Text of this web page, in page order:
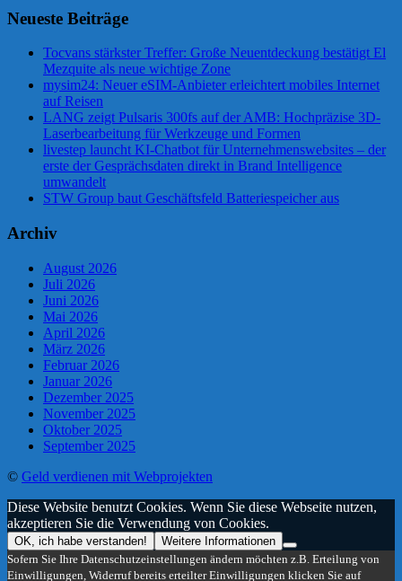
Neueste Beiträge
Tocvans stärkster Treffer: Große Neuentdeckung bestätigt El
Mezquite als neue wichtige Zone
mysim24: Neuer eSIM-Anbieter erleichtert mobiles Internet
auf Reisen
LANG zeigt Pulsaris 300fs auf der AMB: Hochpräzise 3D-
Laserbearbeitung für Werkzeuge und Formen
livestep launcht KI-Chatbot für Unternehmenswebsites – der
erste der Gesprächsdaten direkt in Brand Intelligence
umwandelt
STW Group baut Geschäftsfeld Batteriespeicher aus
Archiv
August 2026
Juli 2026
Juni 2026
Mai 2026
April 2026
März 2026
Februar 2026
Januar 2026
Dezember 2025
November 2025
Oktober 2025
September 2025
© Geld verdienen mit Webprojekten
Diese Website benutzt Cookies. Wenn Sie diese Webseite nutzen,
akzeptieren Sie die Verwendung von Cookies.
OK, ich habe verstanden!
Weitere Informationen
Sofern Sie Ihre Datenschutzeinstellungen ändern möchten z.B. Erteilung von
Einwilligungen, Widerruf bereits erteilter Einwilligungen klicken Sie auf